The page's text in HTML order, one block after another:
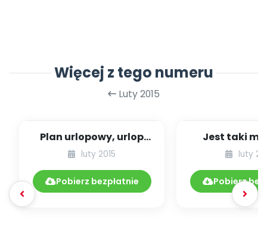
Więcej z tego numeru
Luty 2015
Plan urlopowy, urlop
nauczyciela
przedszkola w ferie zi...
luty 2015
Pobierz bezpłatnie
Jest taki
luty
Pobierz